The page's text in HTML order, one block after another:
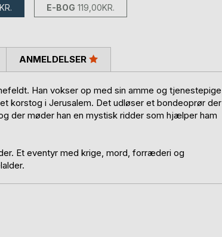
E-BOG 119,00KR.
Han vokser op med sin amme og tjenestepige
korstog i Jerusalem. Det udløser et bondeoprør der
der møder han en mystisk ridder som hjælper ham
Et eventyr med krige, mord, forræderi og
ANMELDELSER